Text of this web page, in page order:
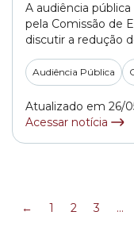
A audiência
pela Comissão de
discutir a redução
contratados para
Iniciação Artística)
oferecem oficinas
entre outros –
Audiência Pública
Atualizado em 26/
Acessar notícia
← 1 2 3 …